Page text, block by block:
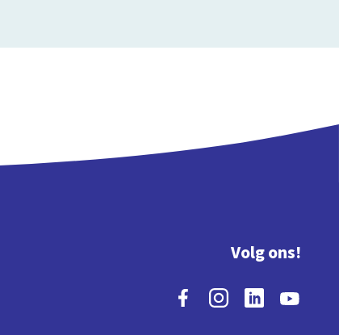
Volg ons!